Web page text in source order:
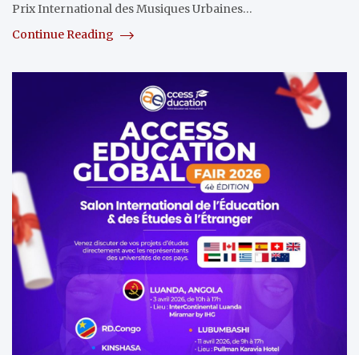
Prix International des Musiques Urbaines…
Continue Reading